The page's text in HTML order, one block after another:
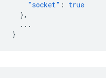
"socket" :
true
},
...
}